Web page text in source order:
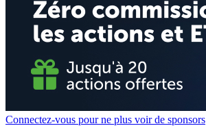
Connectez-vous pour ne plus voir de sponsors